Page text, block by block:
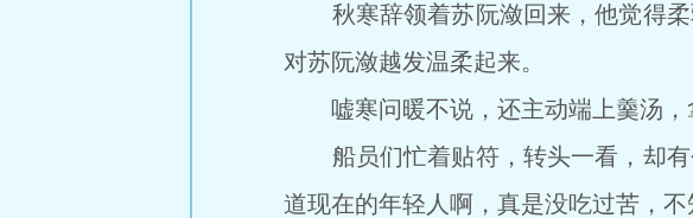
秋寒辞领着苏阮潋回来，他觉得柔
对苏阮潋越发温柔起来。
嘘寒问暖不说，还主动端上羹汤，
船员们忙着贴符，转头一看，却有
道现在的年轻人啊，真是没吃过苦，